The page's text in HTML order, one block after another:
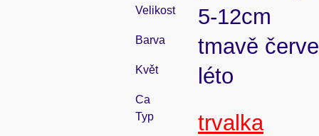
Velikost 5-12cm
Barva tmavě
Květ léto
Ca
Typ
trvalka